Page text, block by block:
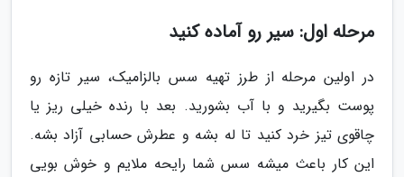
مرحله اول: سیر رو آماده کنید
در اولین مرحله از طرز تهیه سس بالزامیک، سیر تازه رو
پوست بگیرید و با آب بشورید. بعد با رنده خیلی ریز یا
چاقوی تیز خرد کنید تا له بشه و عطرش حسابی آزاد بشه.
این کار باعث میشه سس شما رایحه ملایم و خوش بویی